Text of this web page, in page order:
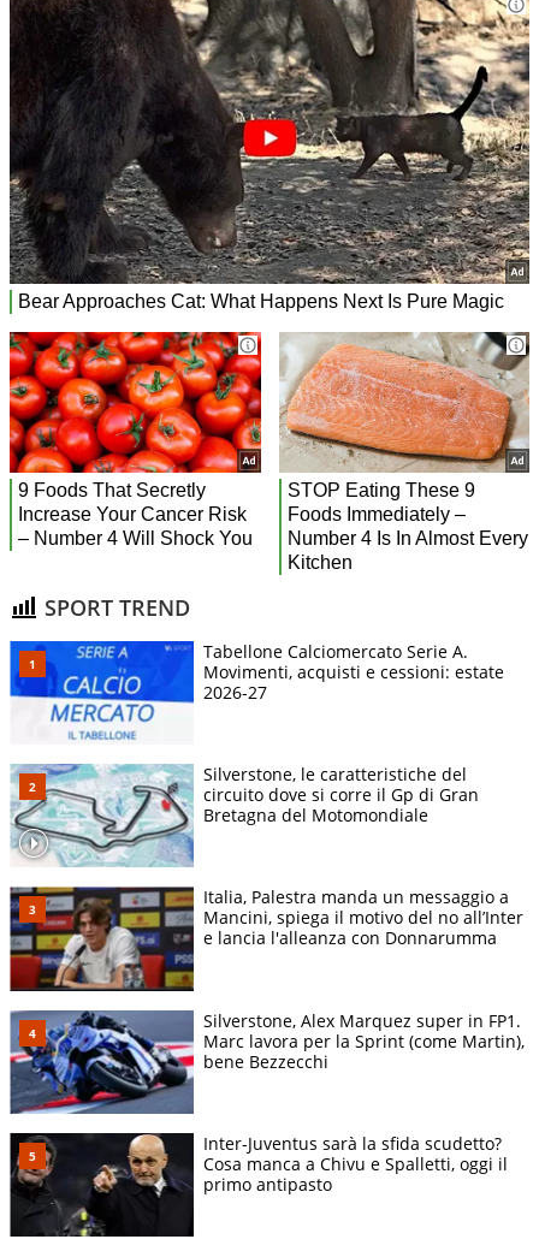
SPORT TREND
Tabellone Calciomercato Serie A.
Movimenti, acquisti e cessioni: estate
2026-27
Silverstone, le caratteristiche del
circuito dove si corre il Gp di Gran
Bretagna del Motomondiale
Italia, Palestra manda un messaggio a
Mancini, spiega il motivo del no all’Inter
e lancia l'alleanza con Donnarumma
Silverstone, Alex Marquez super in FP1.
Marc lavora per la Sprint (come Martin),
bene Bezzecchi
Inter-Juventus sarà la sfida scudetto?
Cosa manca a Chivu e Spalletti, oggi il
primo antipasto